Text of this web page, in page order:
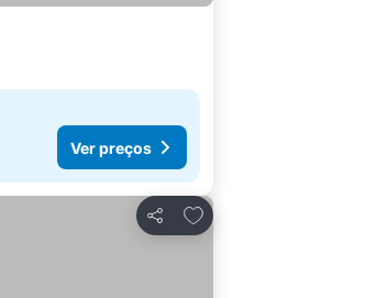
Ver preços
Partilhar
Adicionar aos favoritos